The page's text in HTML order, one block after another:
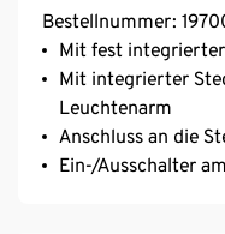
Bestellnummer:
Mit fest
Mit integrierter
Leuchtenarm
Anschluss an die
Ein-/Ausschalter